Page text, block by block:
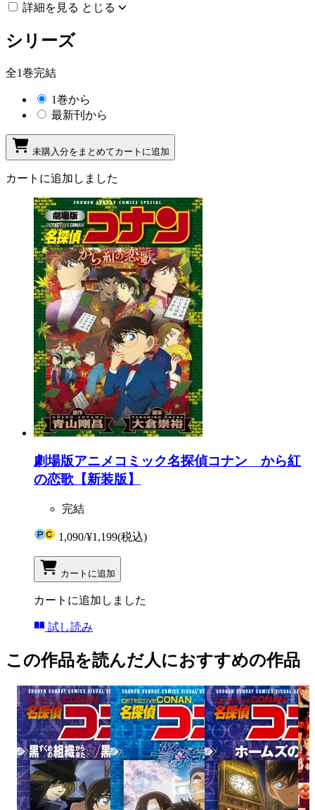
詳細を見る とじる
シリーズ
全1巻完結
1巻から
最新刊から
未購入分をまとめてカートに追加
カートに追加しました
劇場版アニメコミック名探偵コナン から紅
の恋歌【新装版】
完結
1,090/¥1,199(税込)
カートに追加
カートに追加しました
試し読み
この作品を読んだ人におすすめの作品